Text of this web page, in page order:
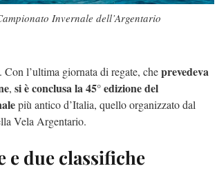
Invernale dell’Argentario
. Con l’ultima giornata di regate, cheprevedeva
, si è conclusa la 45° edizione del
più antico d’Italia, quello organizzato dal
Vela Argentario.
e due classifiche